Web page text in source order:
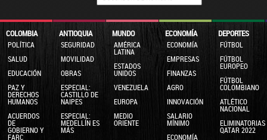
COLOMBIA
POLÍTICA
SALUD
EDUCACIÓN
PAZ Y
DERECHOS
HUMANOS
ACUERDOS
DE
GOBIERNO Y
FARC
ANTIOQUIA
SEGURIDAD
MOVILIDAD
OBRAS
ESPECIAL:
CASTILLO DE
NAIPES
ESPECIAL:
MEDELLÍN ES
MÁS
MUNDO
AMÉRICA
LATINA
ESTADOS
UNIDOS
VENEZUELA
EUROPA
MEDIO
ORIENTE
ECONOMÍA
ECONOMÍA
EMPRESAS
FINANZAS
AGRO
INNOVACIÓN
SALARIO
MÍNIMO
ECONOMÍA
DEPORTES
FÚTBOL
FÚTBOL
EUROPEO
FÚTBOL
COLOMBIANO
ATLÉTICO
NACIONAL
ELIMINATORIAS
QATAR 2022